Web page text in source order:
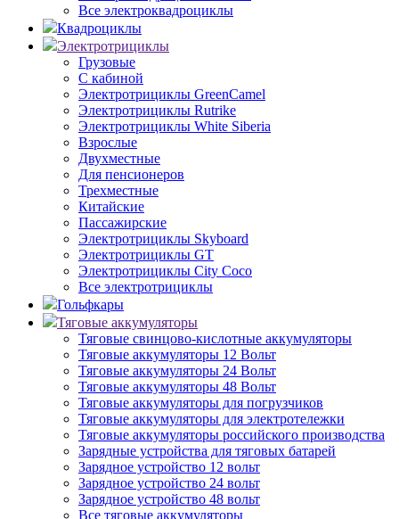
Все электроквадроциклы
Квадроциклы
Электротрициклы
Грузовые
С кабиной
Электротрициклы GreenCamel
Электротрициклы Rutrike
Электротрициклы White Siberia
Взрослые
Двухместные
Для пенсионеров
Трехместные
Китайские
Пассажирские
Электротрициклы Skyboard
Электротрициклы GT
Электротрициклы City Coco
Все электротрициклы
Гольфкары
Тяговые аккумуляторы
Тяговые свинцово-кислотные аккумуляторы
Тяговые аккумуляторы 12 Вольт
Тяговые аккумуляторы 24 Вольт
Тяговые аккумуляторы 48 Вольт
Тяговые аккумуляторы для погрузчиков
Тяговые аккумуляторы для электротележки
Тяговые аккумуляторы российского производства
Зарядные устройства для тяговых батарей
Зарядное устройство 12 вольт
Зарядное устройство 24 вольт
Зарядное устройство 48 вольт
Все тяговые аккумуляторы